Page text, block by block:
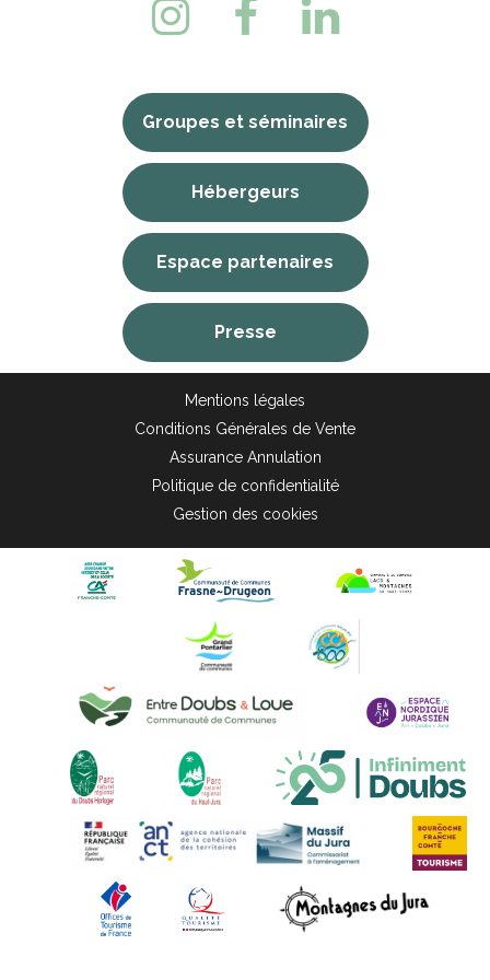
Groupes et séminaires
Hébergeurs
Espace partenaires
Presse
Mentions légales
Conditions Générales de Vente
Assurance Annulation
Politique de confidentialité
Gestion des cookies